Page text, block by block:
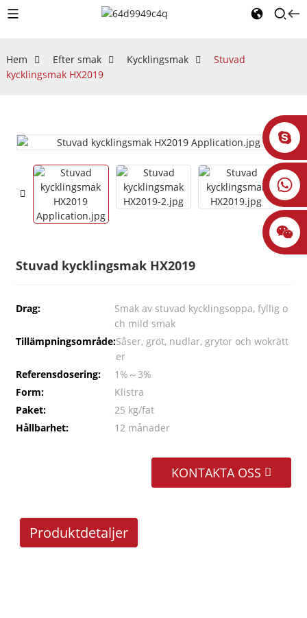
Hem Efter smak Kycklingsmak
Stuvad
kycklingsmak HX2019
Stuvad kycklingsmak HX2019
Drag:
Smak av stuvad kycklingsoppa, fyllig o
ch mild smak
Tillämpningsområde:Såser, gröt, nudlar, grytor och wokrätt
er
Referensdosering:
1%～3%
Form:
Klistra
Paket:
25 kg/fat
Hållbarhet:
12 månader
KONTAKTA OSS
Produktdetaljer